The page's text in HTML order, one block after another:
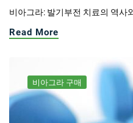
비아그라: 발기부전 치료의 역사
Read More
비아그라 구매